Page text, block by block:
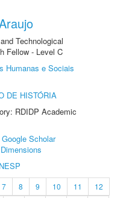
Technological
Fellow - Level C
Humanas e Sociais
DE HISTÓRIA
RDIDP Academic
Google Scholar
Dimensions
7 8 9 10 11
12